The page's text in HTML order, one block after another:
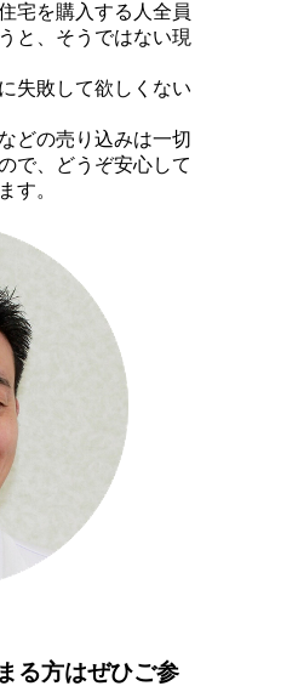
宅を購入する人全員
と、そうではない現
失敗して欲しくない
どの売り込みは一切
で、どうぞ安心して
す。
る方はぜひご参